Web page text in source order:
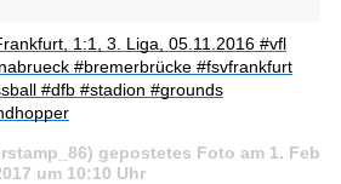
1:1, 3. Liga, 05.11.2016 #vfl
#bremerbrücke #fsvfrankfurt
#dfb #stadion #grounds
gepostetes Foto am 1. Feb
um 10:10 Uhr